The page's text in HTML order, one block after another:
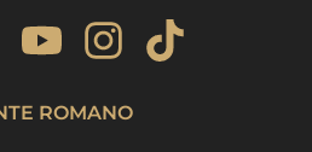
ROMANO